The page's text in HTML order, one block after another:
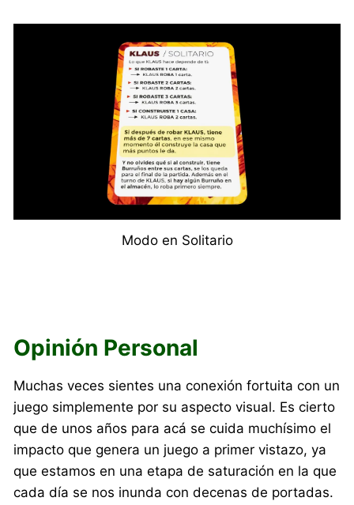
Modo en Solitario
Opinión Personal
Muchas veces sientes una conexión fortuita con un
juego simplemente por su aspecto visual. Es cierto
que de unos años para acá se cuida muchísimo el
impacto que genera un juego a primer vistazo, ya
que estamos en una etapa de saturación en la que
cada día se nos inunda con decenas de portadas.